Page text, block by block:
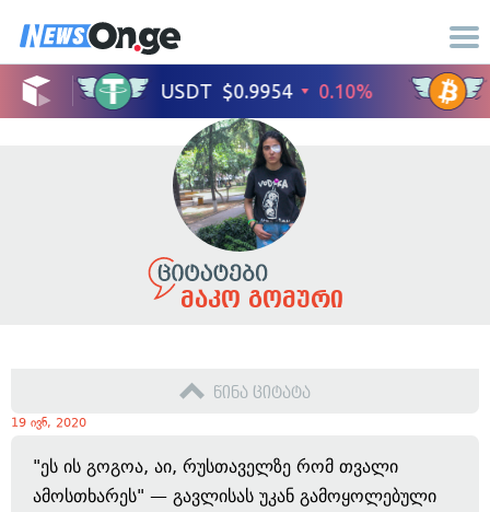
მაკო გომური
წინა ციტატა
19 ივნ, 2020
"ეს ის გოგოა, აი, რუსთაველზე რომ თვალი
ამოსთხარეს" — გავლისას უკან გამოყოლებული